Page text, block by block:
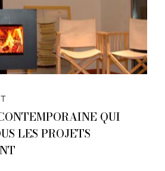
QUI
LES PROJETS